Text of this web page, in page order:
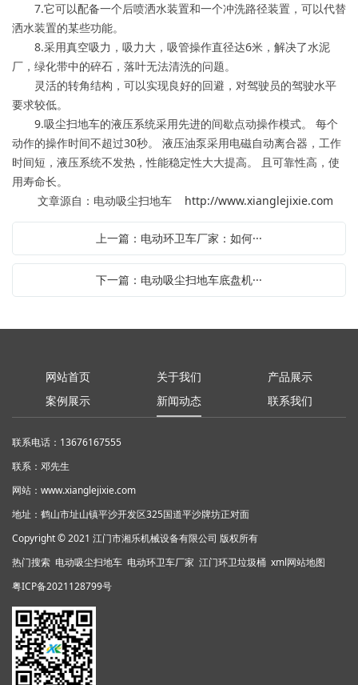
7.它可以配备一个后喷洒水装置和一个冲洗路径装置，可以代替
洒水装置的某些功能。
8.采用真空吸力，吸力大，吸管操作直径达6米，解决了水泥
厂，绿化带中的碎石，落叶无法清洗的问题。
灵活的转角结构，可以实现良好的回避，对驾驶员的驾驶水平
要求较低。
9.吸尘扫地车的液压系统采用先进的间歇点动操作模式。 每个
动作的操作时间不超过30秒。 液压油泵采用电磁自动离合器，工作
时间短，液压系统不发热，性能稳定性大大提高。 且可靠性高，使
用寿命长。
文章源自：电动吸尘扫地车 http://www.xianglejixie.com
上一篇：电动环卫车厂家：如何···
下一篇：电动吸尘扫地车底盘机···
网站首页 关于我们
产品展示
案例展示
新闻动态 联系我们
联系电话：13676167555
联系：邓先生
网站： www.xianglejixie.com
地址：鹤山市址山镇平沙开发区325国道平沙牌坊正对面
Copyright © 2021 江门市湘乐机械设备有限公司 版权所有
热门搜索 电动吸尘扫地车 电动环卫车厂家 江门环卫垃圾桶 xml网站地图
粤ICP备2021128799号